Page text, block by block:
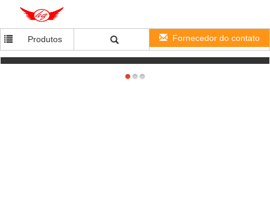
Produtos Fornecedor do contato
Relógio esperto da frequência cardíaca do painel LCD 2.0MP para o cuidado e a aptidão
saudáveis